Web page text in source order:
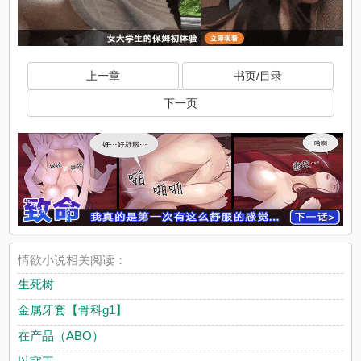
上一章 书页/目录
下一页
情欲小说相关阅读：
生死树
金属牙套【骨科g1】
在产品（ABO）